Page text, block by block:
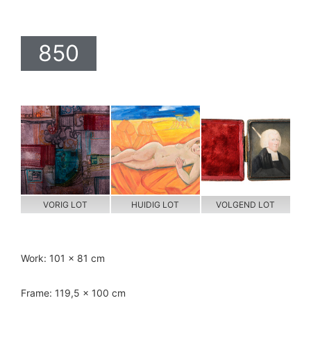
850
VORIG LOT HUIDIG LOT VOLGEND LOT
Work: 101 x 81 cm
Frame: 119,5 x 100 cm